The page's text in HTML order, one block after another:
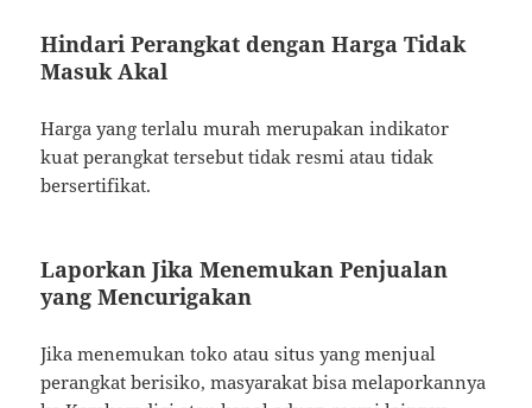
Hindari Perangkat dengan Harga Tidak
Masuk Akal
Harga yang terlalu murah merupakan indikator
kuat perangkat tersebut tidak resmi atau tidak
bersertifikat.
Laporkan Jika Menemukan Penjualan
yang Mencurigakan
Jika menemukan toko atau situs yang menjual
perangkat berisiko, masyarakat bisa melaporkannya